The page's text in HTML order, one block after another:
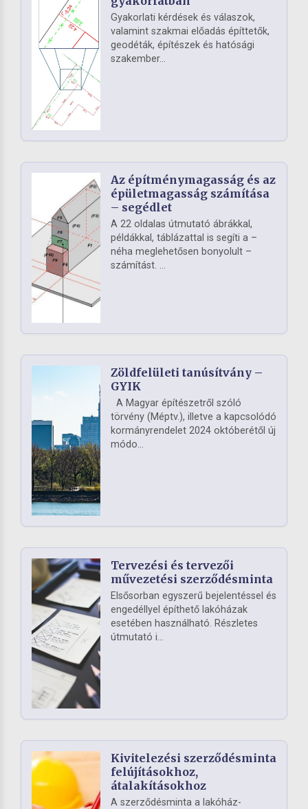
Gyakorlati kérdések és válaszok,
valamint szakmai előadás építtetők,
geodéták, építészek és hatósági
szakember...
Az építménymagasság és az
épületmagasság számítása
– segédlet
A 22 oldalas útmutató ábrákkal,
példákkal, táblázattal is segíti a –
néha meglehetősen bonyolult –
számítást. ...
Zöldfelületi tanúsítvány –
GYIK
A Magyar építészetről szóló
törvény (Méptv.), illetve a kapcsolódó
kormányrendelet 2024 októberétől új
módo...
Tervezési és tervezői
művezetési szerződésminta
Elsősorban egyszerű bejelentéssel és
engedéllyel építhető lakóházak
esetében használható. Részletes
útmutató i...
Kivitelezési szerződésminta
felújításokhoz,
átalakításokhoz
A szerződésminta a lakóház-